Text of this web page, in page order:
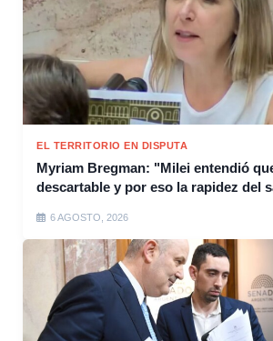
EL TERRITORIO EN DISPUTA
Myriam Bregman: "Milei entendió
descartable y por eso la rapidez del
6 AGOSTO, 2026